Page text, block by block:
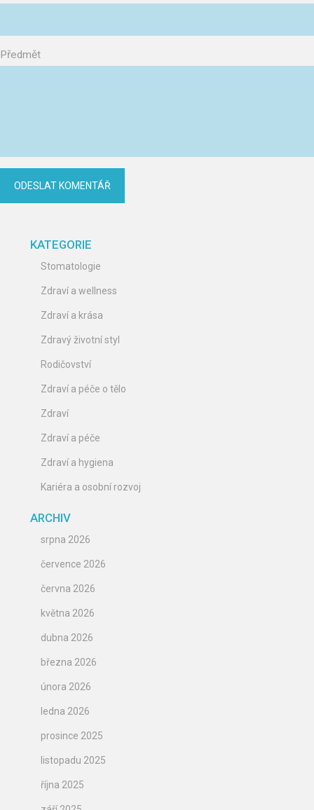
Předmět
KATEGORIE
Stomatologie
Zdraví a wellness
Zdraví a krása
Zdravý životní styl
Rodičovství
Zdraví a péče o tělo
Zdraví
Zdraví a péče
Zdraví a hygiena
Kariéra a osobní rozvoj
ARCHIV
srpna 2026
července 2026
června 2026
května 2026
dubna 2026
března 2026
února 2026
ledna 2026
prosince 2025
listopadu 2025
října 2025